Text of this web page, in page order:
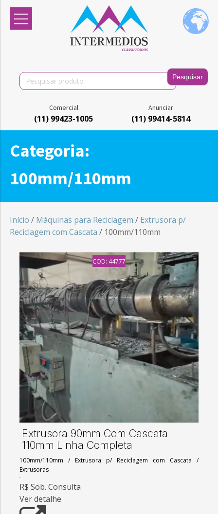
Search
for:
Comercial
(11) 99423-1005
Anunciar
(11) 99414-5814
Categoria:
100mm/110mm
Início / Máquinas para Reciclagem / Extrusora p/
Reciclagem com Cascata / 100mm/110mm
COD: 44777
Extrusora 90mm Com Cascata
110mm Linha Completa
100mm/110mm / Extrusora p/ Reciclagem com Cascata /
Extrusoras
R$ Sob. Consulta
Ver detalhe